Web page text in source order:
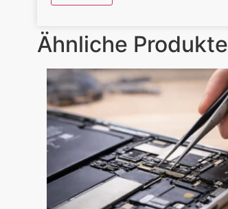
Ähnliche Produkte